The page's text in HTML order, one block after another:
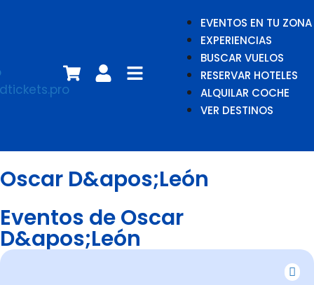
EVENTOS EN TU ZONA
EXPERIENCIAS
BUSCAR VUELOS
RESERVAR HOTELES
ALQUILAR COCHE
VER DESTINOS
Oscar D&apos;León
Eventos de Oscar
D&apos;León